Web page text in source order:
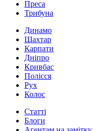
Преса
Трибуна
Динамо
Шахтар
Карпати
Дніпро
Кривбас
Полісся
Рух
Колос
Статті
Блоги